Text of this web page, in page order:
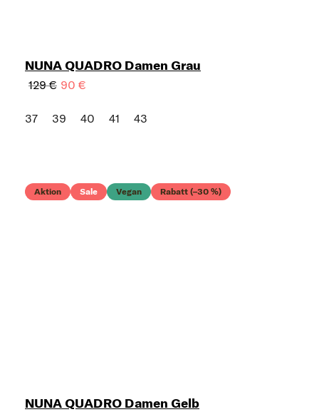
NUNA QUADRO Damen Grau
129 € 90 €
37 39 40 41 43
Aktion Sale Vegan Rabatt (–30 %)
NUNA QUADRO Damen Gelb